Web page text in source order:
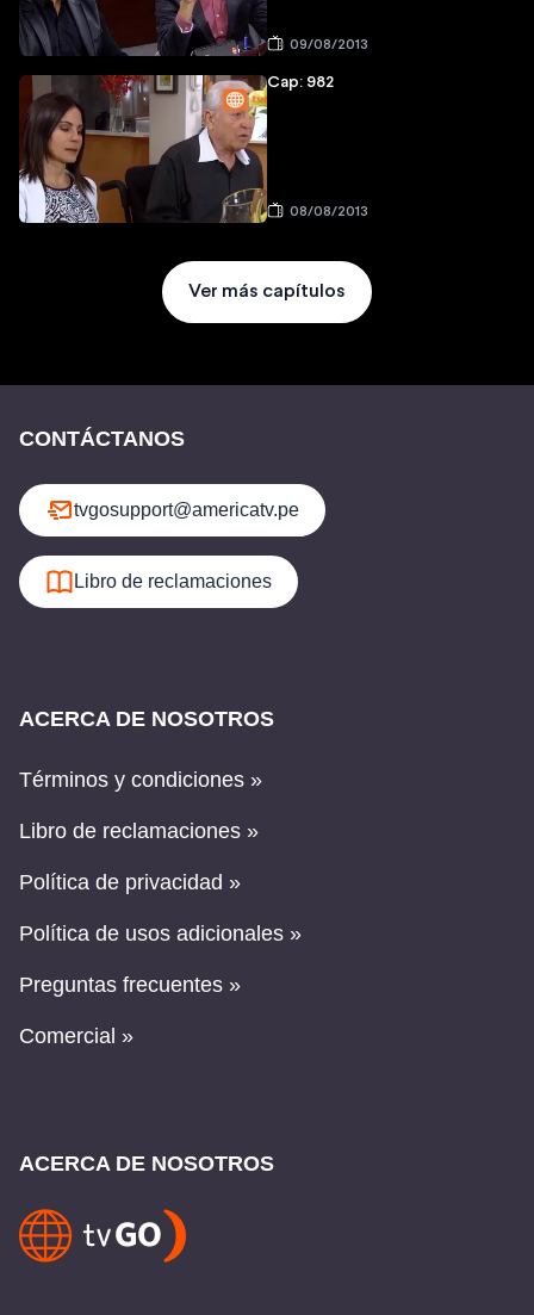
09/08/2013
Cap: 982
08/08/2013
Ver más capítulos
CONTÁCTANOS
tvgosupport@americatv.pe
Libro de reclamaciones
ACERCA DE NOSOTROS
Términos y condiciones »
Libro de reclamaciones »
Política de privacidad »
Política de usos adicionales »
Preguntas frecuentes »
Comercial »
ACERCA DE NOSOTROS